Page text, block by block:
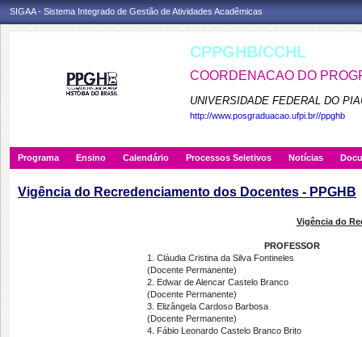
SIGAA - Sistema Integrado de Gestão de Atividades Acadêmicas
CPPGHB/CCHL
COORDENACAO DO
UNIVERSIDADE FEDERAL DO
http://www.posgraduacao.ufpi.br//ppghb
Programa Ensino Calendário Processos Seletivos Notícias
Vigência do Recredenciamento dos Docentes - PPGHB
Vigência do
PROFESSOR
1. Cláudia Cristina da Silva Fontineles
(Docente Permanente)
2. Edwar de Alencar Castelo Branco
(Docente Permanente)
3. Elizângela Cardoso Barbosa
(Docente Permanente)
4. Fábio Leonardo Castelo Branco Brito